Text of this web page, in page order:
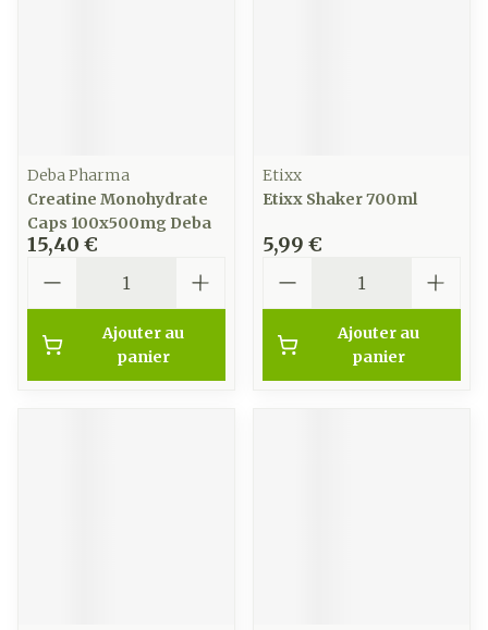
Deba Pharma
Creatine Monohydrate
Caps 100x500mg Deba
15,40 €
Ajouter au
panier
Etixx
Etixx Shaker 700ml
5,99 €
Ajouter au
panier